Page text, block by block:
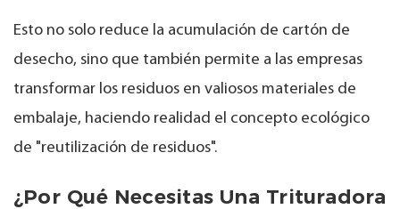
Esto no solo reduce la acumulación de cartón de
desecho, sino que también permite a las empresas
transformar los residuos en valiosos materiales de
embalaje, haciendo realidad el concepto ecológico
de "reutilización de residuos".
¿Por Qué Necesitas Una Trituradora